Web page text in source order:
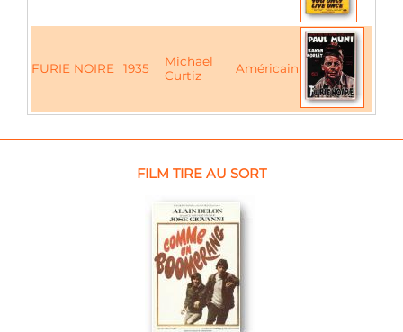
FURIE NOIRE 1935
Michael
Curtiz
Américain
FILM TIRE AU SORT